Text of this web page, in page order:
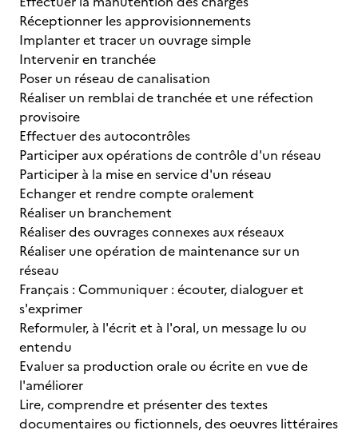
Réceptionner les approvisionnements
Implanter et tracer un ouvrage simple
Intervenir en tranchée
Poser un réseau de canalisation
Réaliser un remblai de tranchée et une réfection
provisoire
Effectuer des autocontrôles
Participer aux opérations de contrôle d'un réseau
Participer à la mise en service d'un réseau
Echanger et rendre compte oralement
Réaliser un branchement
Réaliser des ouvrages connexes aux réseaux
Réaliser une opération de maintenance sur un
réseau
Français : Communiquer : écouter, dialoguer et
s'exprimer
Reformuler, à l'écrit et à l'oral, un message lu ou
entendu
Evaluer sa production orale ou écrite en vue de
l'améliorer
Lire, comprendre et présenter des textes
documentaires ou fictionnels, des oeuvres littéraires